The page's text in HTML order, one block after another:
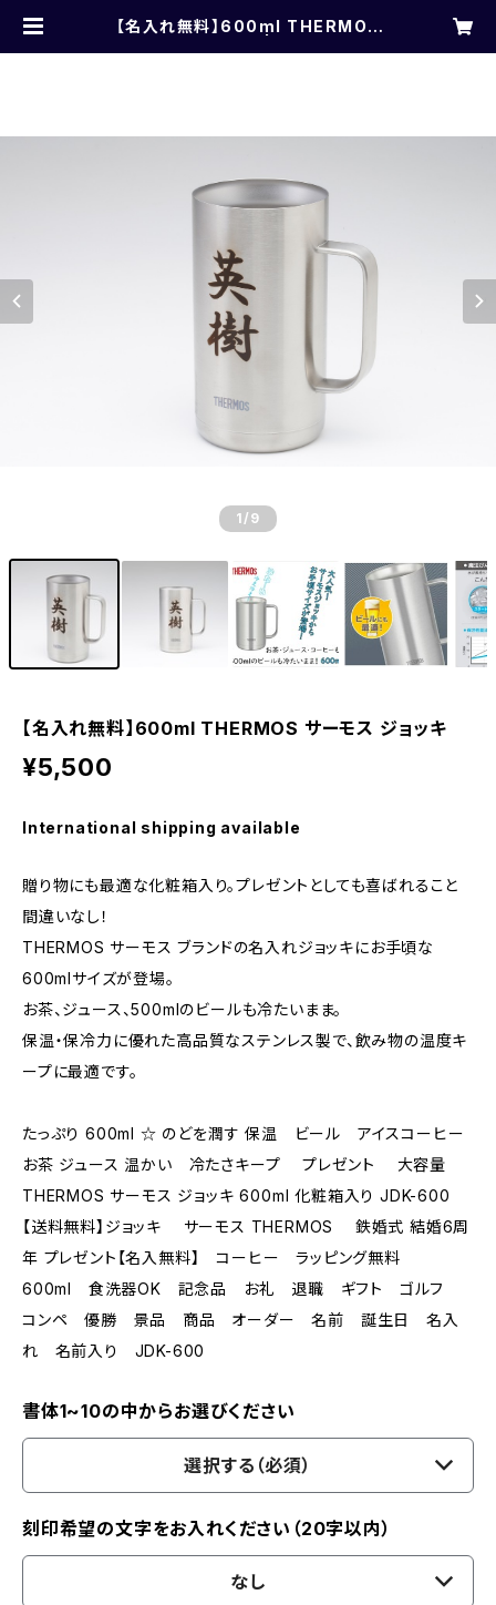
【名入れ無料】600ml THERMOS
1 /9
【名入れ無料】600ml THERMOS サーモス ジョッキ
¥5,500
International shipping available
贈り物にも最適な化粧箱入り。プレゼントとしても喜ばれること
間違いなし！
THERMOS サーモス ブランドの名入れジョッキにお手頃な
600mlサイズが登場。
お茶、ジュース、500mlのビールも冷たいまま。
保温・保冷力に優れた高品質なステンレス製で、飲み物の温度キ
ープに最適です。
たっぷり 600ml ☆ のどを潤す 保温 ビール アイスコーヒー
お茶 ジュース 温かい 冷たさキープ プレゼント 大容量
THERMOS サーモス ジョッキ 600ml 化粧箱入り JDK-600
【送料無料】ジョッキ サーモス THERMOS 鉄婚式 結婚6周
年 プレゼント【名入無料】 コーヒー ラッピング無料
600ml 食洗器OK 記念品 お礼 退職 ギフト ゴルフ
コンペ 優勝 景品 商品 オーダー 名前 誕生日 名入
れ 名前入り JDK-600
書体1~10の中からお選びください
選択する（必須）
刻印希望の文字をお入れください（20字以内）
なし